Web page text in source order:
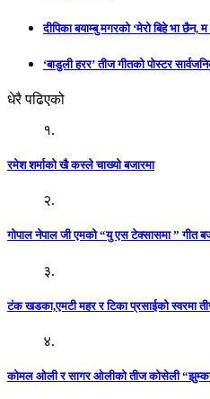
दीपिका बयाम्बु मगरको ‘मेरो बिहे भा छैन,
‘बाडुली हरर’ तीज गीतको पोस्टर
धेरै पढिएको
१.
रमेश शर्माको खै कस्ले चाख्यो बजारमा
२.
गोपाल नेपाल जी एमको “यु एस टेक्सासमा ” गीत
३.
टंक खडका,एमटी महर र टिका प्रसाईको स्वरमा
४.
कोमल ओली र सागर ओलीको तीज कोसेली “झुम्का